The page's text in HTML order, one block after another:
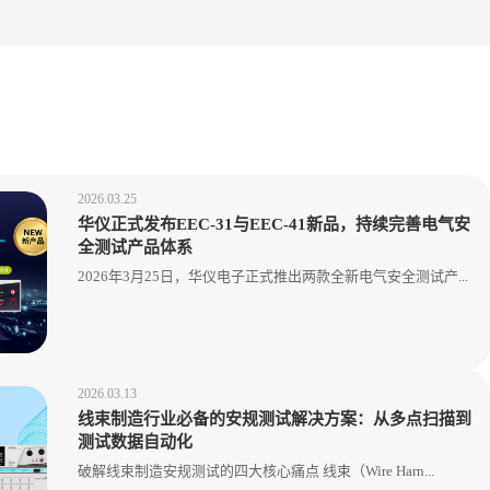
2026.03.25
华仪正式发布EEC-31与EEC-41新品，持续完善电气安
全测试产品体系
2026年3月25日，华仪电子正式推出两款全新电气安全测试产...
2026.03.13
线束制造行业必备的安规测试解决方案：从多点扫描到
测试数据自动化
破解线束制造安规测试的四大核心痛点 线束（Wire Harn...